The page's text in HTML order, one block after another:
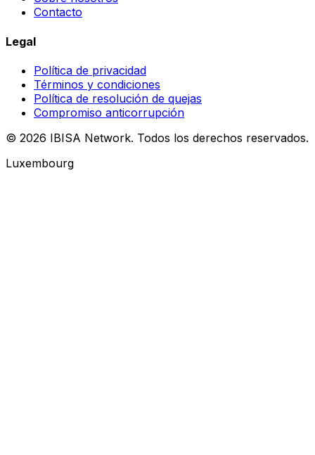
Contacto
Legal
Política de privacidad
Términos y condiciones
Política de resolución de quejas
Compromiso anticorrupción
© 2026 IBISA Network. Todos los derechos reservados.
Luxembourg